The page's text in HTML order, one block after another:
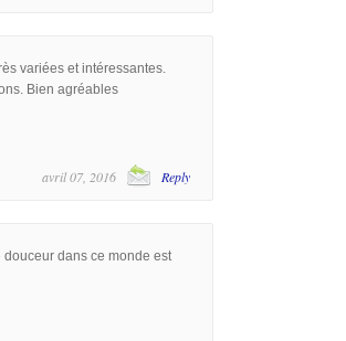
variées et intéressantes.
Bien agréables
avril 07, 2016 Reply
dans ce monde est